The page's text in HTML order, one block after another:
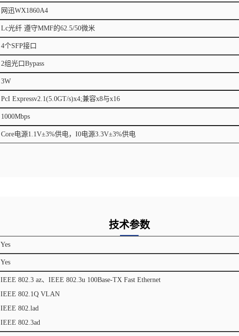
网迅WX1860A4
Lc光纤 遵守MMF的62.5/50微米
4个SFP接口
2组光口Bypass
3W
PcI Expressv2.1(5.0GT/s)x4;兼容x8与x16
1000Mbps
Core电源1.1V±3%供电，I0电源3.3V±3%供电
技术参数
Yes
Yes
IEEE 802.3 az、IEEE 802.3u 100Base-TX Fast Ethernet
IEEE 802.1Q VLAN
IEEE 802.lad
IEEE 802.3ad